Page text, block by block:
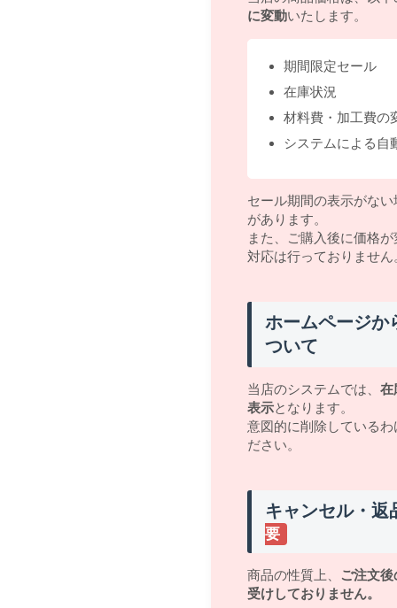
に変動いたします。
期間限定セール
在庫状況
材料費・加工費の
システムによる自
セール期間の表示がな
があります。
また、ご購入後に価格
対応は行っておりません
ホームページか
ついて
当店のシステムでは、 在
表示となります。
意図的に削除している
ださい。
キャンセル・返
要
商品の性質上、 ご注文
受けしておりません。